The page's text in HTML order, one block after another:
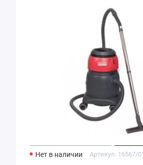
Нет в наличии Артикул: 16567/